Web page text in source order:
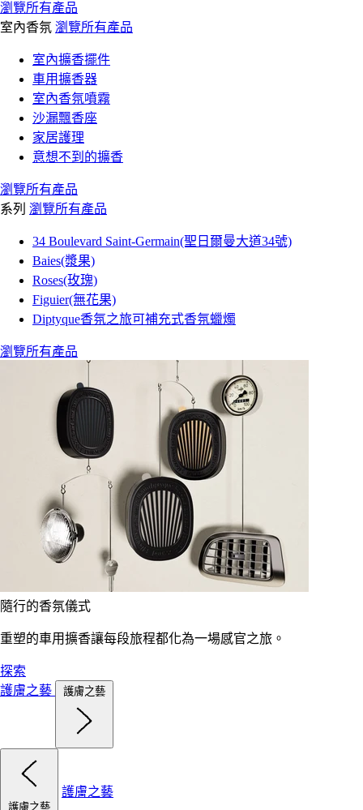
瀏覽所有產品
室內香氛 瀏覽所有產品
室內擴香擺件
車用擴香器
室內香氛噴霧
沙漏飄香座
家居護理
意想不到的擴香
瀏覽所有產品
系列 瀏覽所有產品
34 Boulevard Saint-Germain(聖日爾曼大道34號)
Baies(漿果)
Roses(玫瑰)
Figuier(無花果)
Diptyque香氛之旅可補充式香氛蠟燭
瀏覽所有產品
隨行的香氛儀式
重塑的車用擴香讓每段旅程都化為一場感官之旅。
探索
護膚之藝
護膚之藝
護膚之藝
護膚之藝